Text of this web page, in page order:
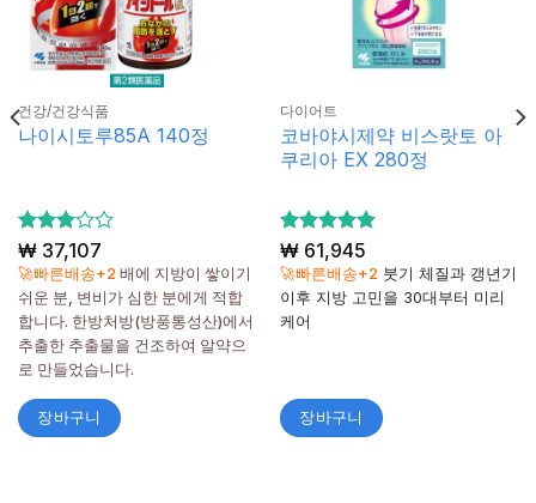
건강/건강식품
나이시토루85A 140정
5 중에
서3
로 평
가됨
₩37,107
🚀빠른배송+2 배에 지방이 쌓이기
쉬운 분, 변비가 심한 분에게 적합
합니다. 한방처방(방풍통성산)에서
추출한 추출물을 건조하여 알약으
로 만들었습니다.
장바구니
다이어트
코바야시제약 비스랏토 아
쿠리아 EX 280정
5 중에서
5로 평가
됨
₩61,945
🚀빠른배송+2 붓기 체질과 갱년기
이후 지방 고민을 30대부터 미리
케어
장바구니